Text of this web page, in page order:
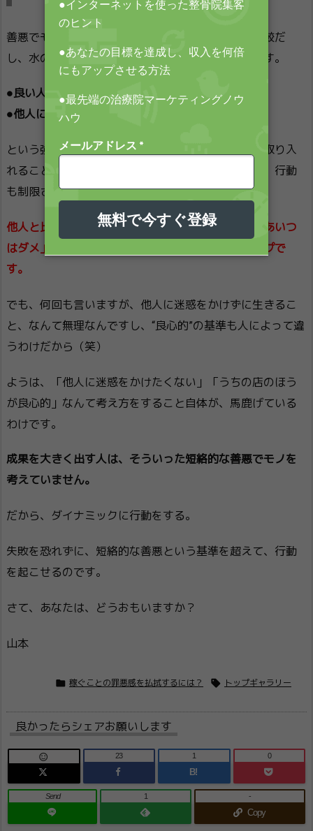
善悪でモノを考えることって、しょせん他人との比較だ
し、水の例からも分かるように短絡的な思考なのです。
●良い人でなければならない
●他人に迷惑をかけてはいけない
という強迫観念や執着を感じると、新しい考え方を取り入
れることができなくなり、一歩を踏み出せなくなる。行動
も制限されます。
他人と比較して「俺の店のほうが良心的だ」とか「あいつ
はダメ」と考えてしまう人は、この執着が強いタイプで
す。
でも、何回も言いますが、他人に迷惑をかけずに生きるこ
と、なんて無理なんですし、“良心的”の基準も人によって違
うわけだから（笑）
ようは、「他人に迷惑をかけたくない」「うちの店のほう
が良心的」なんて考え方をすること自体が、馬鹿げている
わけです。
成果を大きく出す人は、そういった短絡的な善悪でモノを
考えていません。
だから、ダイナミックに行動をする。
失敗を恐れずに、短絡的な善悪という基準を超えて、行動
を起こせるのです。
さて、あなたは、どうおもいますか？
山本
 稼ぐことの罪悪感を払拭するには？  トップギャラリー
良かったらシェアお願いします
 23
B!
1 0
Send 1
Copy
-